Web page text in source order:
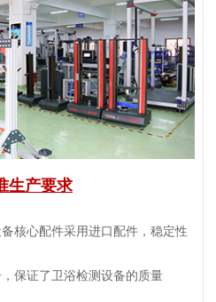
生产要求
核心配件采用进口配件，稳定性
保证了卫浴检测设备的质量